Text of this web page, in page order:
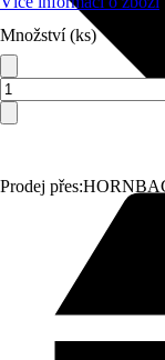
Prodej přes:
Množství (ks)